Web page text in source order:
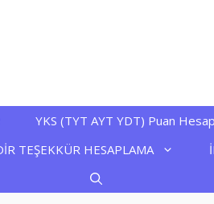
YKS (TYT AYT YDT) Puan
TEŞEKKÜR HESAPLAMA